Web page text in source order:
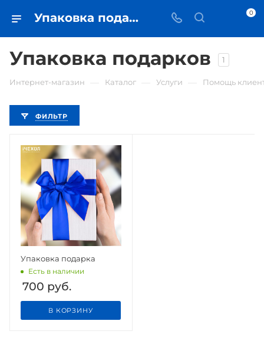
Упаковка подарков • купить в Самаре по низкой цене - iЧехол 0
Упаковка подарков 1
Интернет-магазин Каталог Услуги Помощь
ФИЛЬТР
Упаковка подарка
Есть в наличии
700 руб.
В КОРЗИНУ